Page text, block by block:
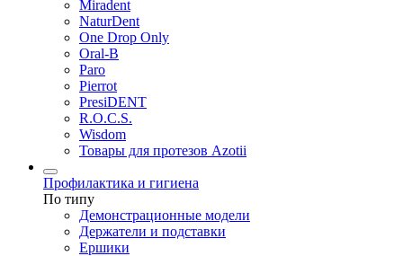
Miradent
NaturDent
One Drop Only
Oral-B
Paro
Pierrot
PresiDENT
R.O.C.S.
Wisdom
Товары для протезов Azotii
Профилактика и гигиена
По типу
Демонстрационные модели
Держатели и подставки
Ершики